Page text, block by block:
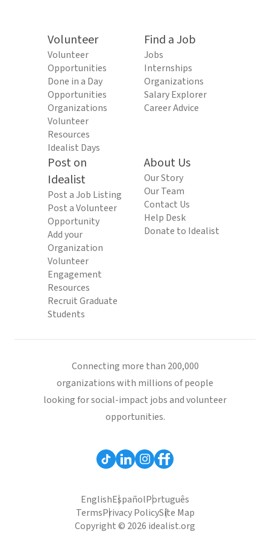
Volunteer
Volunteer
Opportunities
Done in a Day
Opportunities
Organizations
Volunteer
Resources
Idealist Days
Find a Job
Jobs
Internships
Organizations
Salary Explorer
Career Advice
Post on
Idealist
Post a Job Listing
Post a Volunteer
Opportunity
Add your
Organization
Volunteer
Engagement
Resources
Recruit Graduate
Students
About Us
Our Story
Our Team
Contact Us
Help Desk
Donate to Idealist
Connecting more than 200,000
organizations with millions of people
looking for social-impact jobs and volunteer
opportunities.
EnglishEspañolPortuguês
TermsPrivacy PolicySite Map
Copyright © 2026 idealist.org